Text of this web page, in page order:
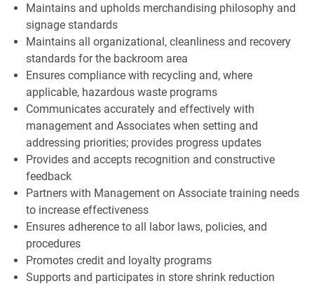
Maintains and upholds merchandising philosophy and
signage standards
Maintains all organizational, cleanliness and recovery
standards for the backroom area
Ensures compliance with recycling and, where
applicable, hazardous waste programs
Communicates accurately and effectively with
management and Associates when setting and
addressing priorities; provides progress updates
Provides and accepts recognition and constructive
feedback
Partners with Management on Associate training needs
to increase effectiveness
Ensures adherence to all labor laws, policies, and
procedures
Promotes credit and loyalty programs
Supports and participates in store shrink reduction